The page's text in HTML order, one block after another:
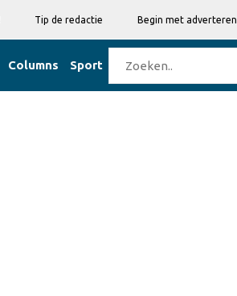
Tip de redactie Begin met adverteren
Columns Sport